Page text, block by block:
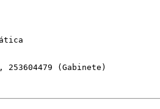
(Gabinete)